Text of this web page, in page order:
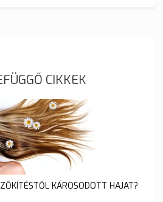
CIKKEK
KÁROSODOTT HAJAT?